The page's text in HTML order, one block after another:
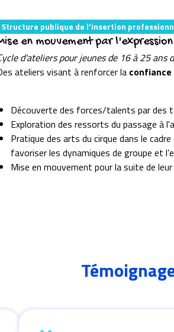
Structure publique de l'insertion
en mouvement par
d'ateliers pour jeunes de 16 à 25 ans
ateliers visant à renforcer la confiance
Découverte des forces/talents par
Exploration des ressorts du passage à
Pratique des arts du cirque dans le
favoriser les dynamiques de groupe et
Mise en mouvement pour la suite de leur